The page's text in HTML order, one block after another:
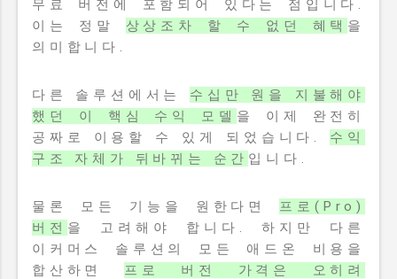
무료 버전에 포함되어 있다는 점입니다.
이는 정말 상상조차 할 수 없던 혜택 을
의미합니다.
다른 솔루션에서는 수십만 원을 지불해야
했던 이 핵심 수익 모델 을 이제 완전히
공짜로 이용할 수 있게 되었습니다. 수익
구조 자체가 뒤바뀌는 순간 입니다.
물론 모든 기능을 원한다면 프로(Pro)
버전 을 고려해야 합니다. 하지만 다른
이커머스 솔루션의 모든 애드온 비용을
합산하면 프로 버전 가격은 오히려